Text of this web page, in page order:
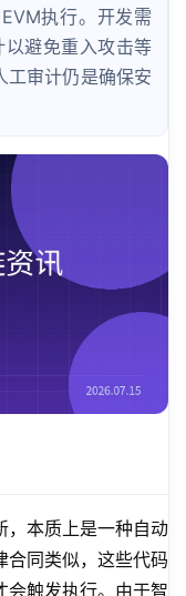
执行。开发需
避免重入攻击等
工审计仍是确保安
，本质上是一种自动
合同类似，这些代码
会触发执行。由于智